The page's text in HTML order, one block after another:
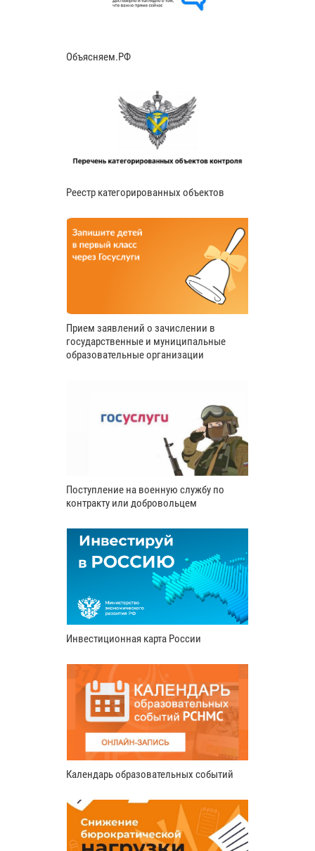
Объясняем.РФ
Реестр категорированных объектов
Прием заявлений о зачислении в
государственные и муниципальные
образовательные организации
Поступление на военную службу по
контракту или добровольцем
Инвестиционная карта России
Календарь образовательных событий